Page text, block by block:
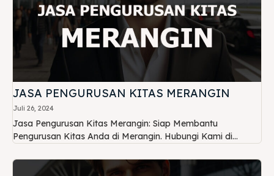
JASA PENGURUSAN KITAS MERANGIN
Juli 26, 2024
Jasa Pengurusan Kitas Merangin: Siap Membantu
Pengurusan Kitas Anda di Merangin. Hubungi Kami di...